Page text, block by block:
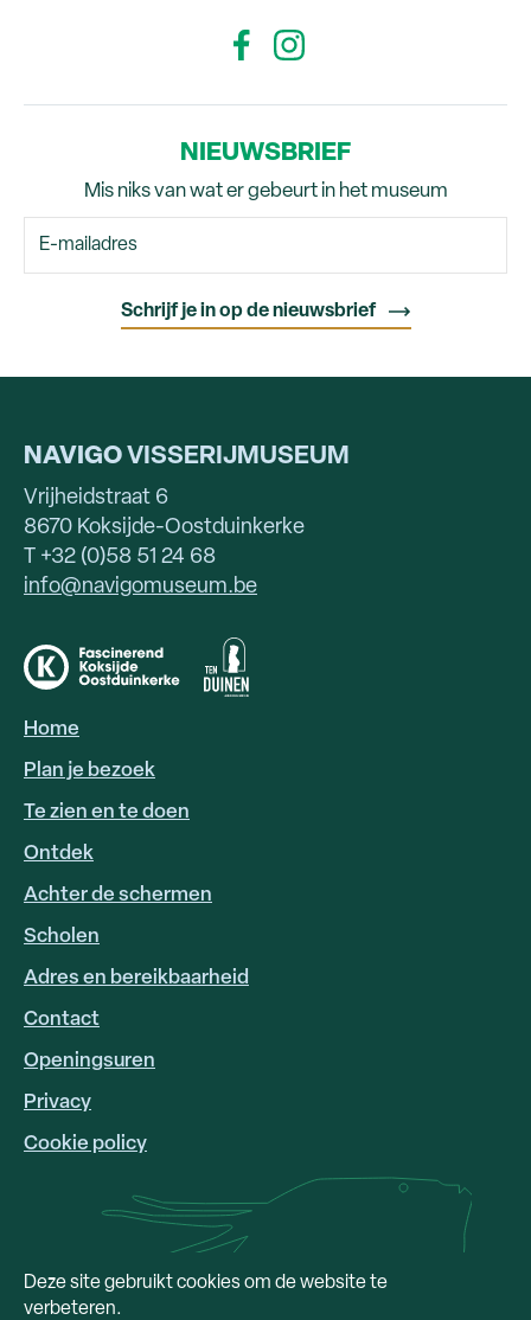
NIEUWSBRIEF
Mis niks van wat er gebeurt in het museum
NAVIGOVISSERIJMUSEUM
Vrijheidstraat 6
8670 Koksijde-Oostduinkerke
T +32 (0)58 51 24 68
info@navigomuseum.be
HOOFDNAVIGATIE
Home
Plan je bezoek
Te zien en te doen
Ontdek
Achter de schermen
Scholen
Deze site gebruikt cookies om de website te
verbeteren.
FOOTER
LINKS
Adres en bereikbaarheid
Contact
Openingsuren
Privacy
Cookie policy